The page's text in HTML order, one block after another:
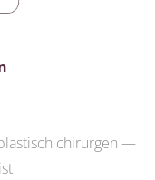
chirurgen —